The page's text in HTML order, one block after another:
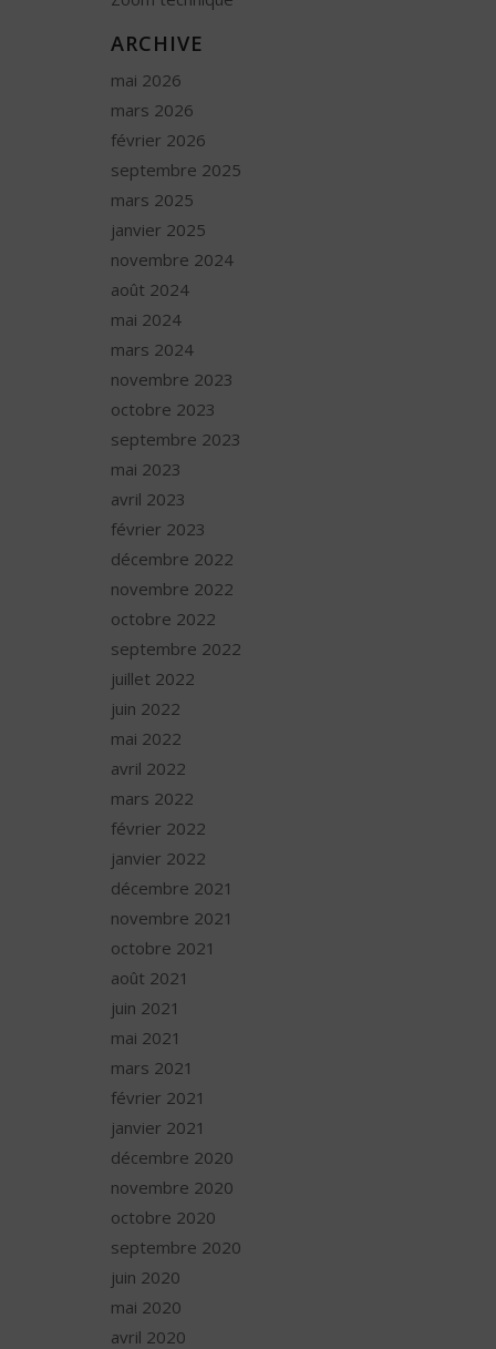
ARCHIVE
mai 2026
mars 2026
février 2026
septembre 2025
mars 2025
janvier 2025
novembre 2024
août 2024
mai 2024
mars 2024
novembre 2023
octobre 2023
septembre 2023
mai 2023
avril 2023
février 2023
décembre 2022
novembre 2022
octobre 2022
septembre 2022
juillet 2022
juin 2022
mai 2022
avril 2022
mars 2022
février 2022
janvier 2022
décembre 2021
novembre 2021
octobre 2021
août 2021
juin 2021
mai 2021
mars 2021
février 2021
janvier 2021
décembre 2020
novembre 2020
octobre 2020
septembre 2020
juin 2020
mai 2020
avril 2020